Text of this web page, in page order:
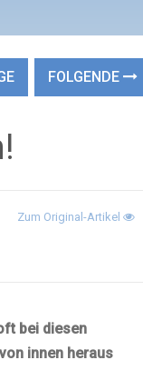
FOLGENDE
Zum Original-Artikel
bei diesen
innen heraus